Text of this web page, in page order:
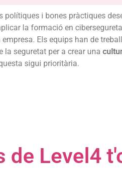
polítiques i bones pràctiques
la formació en
empresa. Els equips han de
la seguretat per a crear una
sigui prioritària.
de Level4